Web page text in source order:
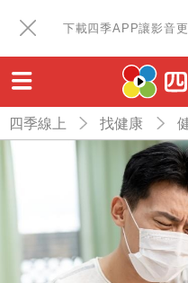
下載四季APP讓影音
四季線上 找健康